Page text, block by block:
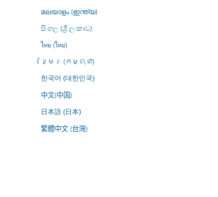
മലയാളം (ഇന്ത്യ)
සිංහල (ශ්‍රී ලංකාව)
ไทย (ไทย)
ខ្មែរ (កម្ពុជា)
한국어 (대한민국)
中文(中国)
日本語 (日本)
繁體中文 (台灣)